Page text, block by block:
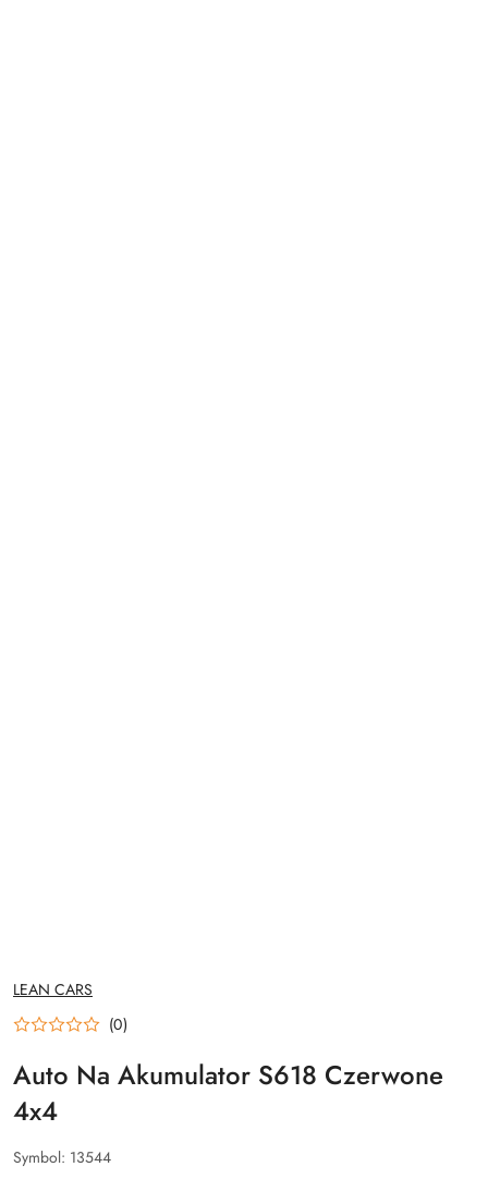
NAZWA
PRODUCENTA:
LEAN CARS
(0)
Auto Na Akumulator S618 Czerwone
4x4
Symbol: 13544